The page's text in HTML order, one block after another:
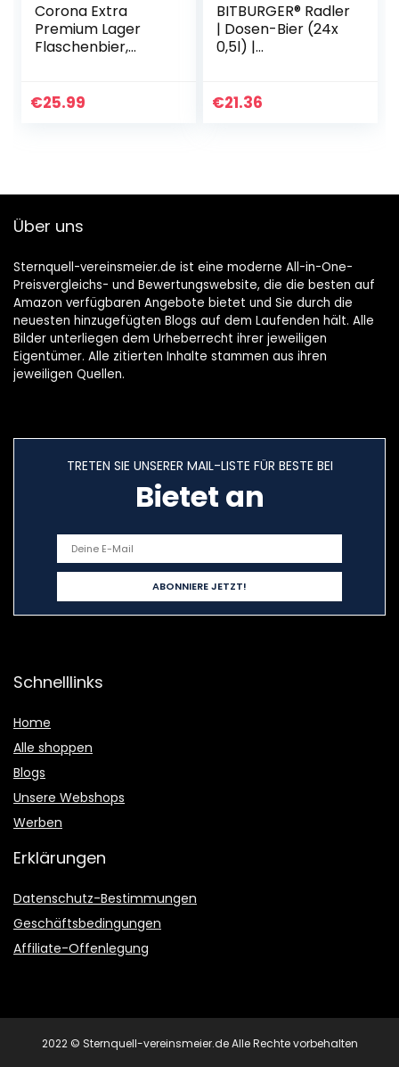
Corona Extra
Premium Lager
Flaschenbier,
Internationales
€25.99
BITBURGER® Radler
| Dosen-Bier (24x
0,5l) |
Limonade | Aus
€21.36
Über uns
Sternquell-vereinsmeier.de ist eine moderne All-in-One-
Preisvergleichs- und Bewertungswebsite, die die besten auf
Amazon verfügbaren Angebote bietet und Sie durch die
neuesten hinzugefügten Blogs auf dem Laufenden hält. Alle
Bilder unterliegen dem Urheberrecht ihrer jeweiligen
Eigentümer. Alle zitierten Inhalte stammen aus ihren
jeweiligen Quellen.
TRETEN SIE UNSERER MAIL-LISTE FÜR BESTE BEI
Bietet an
Schnelllinks
Home
Alle shoppen
Blogs
Unsere Webshops
Werben
Erklärungen
Datenschutz-Bestimmungen
Geschäftsbedingungen
Affiliate-Offenlegung
2022 © Sternquell-vereinsmeier.de Alle Rechte vorbehalten